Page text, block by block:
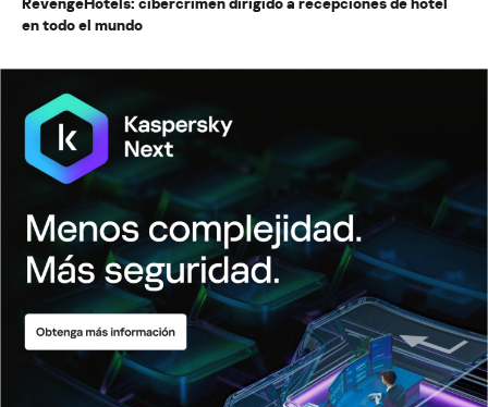
en todo el mundo